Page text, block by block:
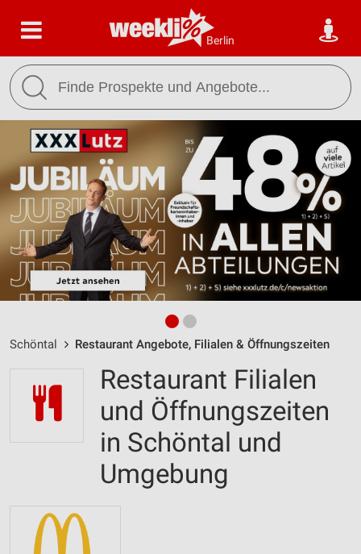
Berlin
Schöntal Restaurant Angebote, Filialen & Öffnungszeiten
Restaurant Filialen
und Öffnungszeiten
in Schöntal und
Umgebung